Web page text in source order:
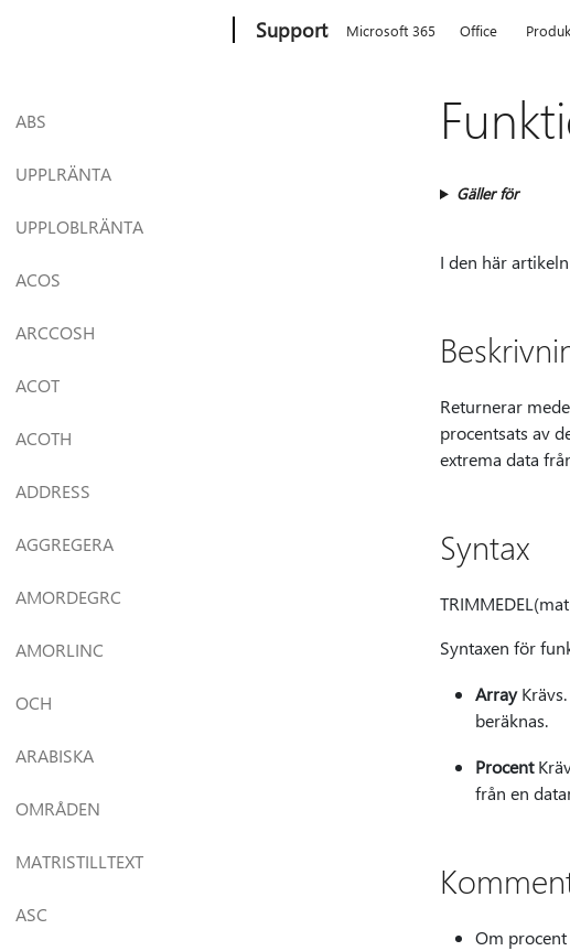
Support Microsoft 365 Office
ABS
UPPLRÄNTA
UPPLOBLRÄNTA
ACOS
ARCCOSH
ACOT
ACOTH
ADDRESS
AGGREGERA
AMORDEGRC
AMORLINC
OCH
ARABISKA
OMRÅDEN
MATRISTILLTEXT
ASC
Gäller för
I den här
Returnerar
procentsats av
extrema data
Syntax
Syntaxen för
Array
beräknas.
Procent
från en
Om procent